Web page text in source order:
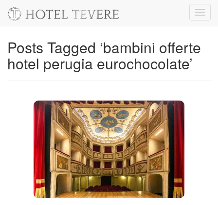
Posts Tagged ‘bambini offerte
hotel perugia eurochocolate’